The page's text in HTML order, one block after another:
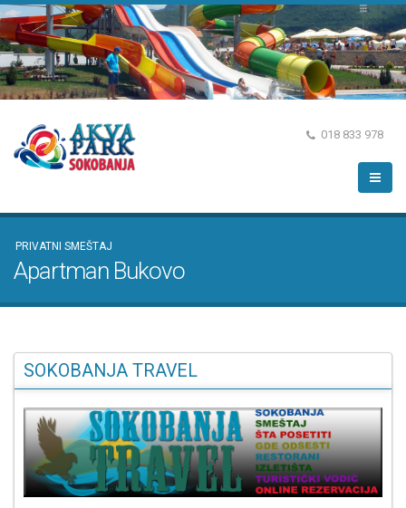
018 833 978
PRIVATNI SMEŠTAJ
Apartman Bukovo
SOKOBANJA TRAVEL